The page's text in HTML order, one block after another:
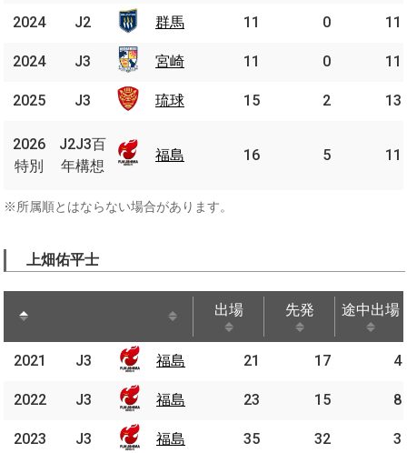
2024 群馬 11 0 11
2024 宮崎 11 0 11
2025 琉球 15 2 13
2026
特別
百年
構想
福島 16 5 11
2024
J2 群馬
2024 J3 宮崎
2025 J3 琉球
2026
特別
J2J3百
年構想
福島
※所属順とはならない場合があります。
上畑佑平士
出場 先発 途中出場
途中出場
2021 福島 21 17 4
2022 福島 23 15 8
2023 福島 35 32 3
2021 J3 福島
2022 J3 福島
2023 J3 福島